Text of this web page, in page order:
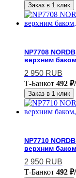
Заказ в 1 клик
NP7708
верхним
2 950 RUB
Т-Банкот 492
Заказ в 1 клик
NP7710
верхним
2 950 RUB
Т-Банкот 492